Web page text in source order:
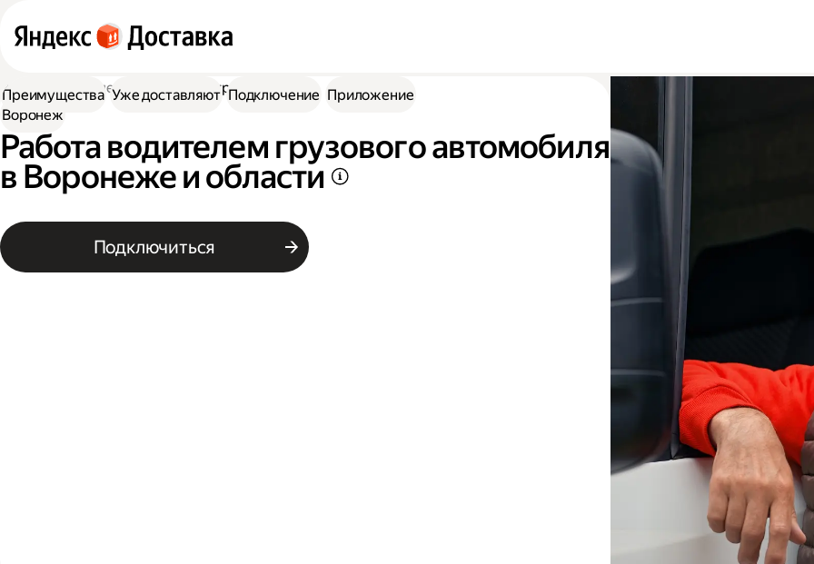
Работа водителем
Работа на грузовике
Воронеж
Работа водителем грузового автомобиля
в Воронеже и области
Подключиться
Преимущества Уже доставляют Подключение Приложение